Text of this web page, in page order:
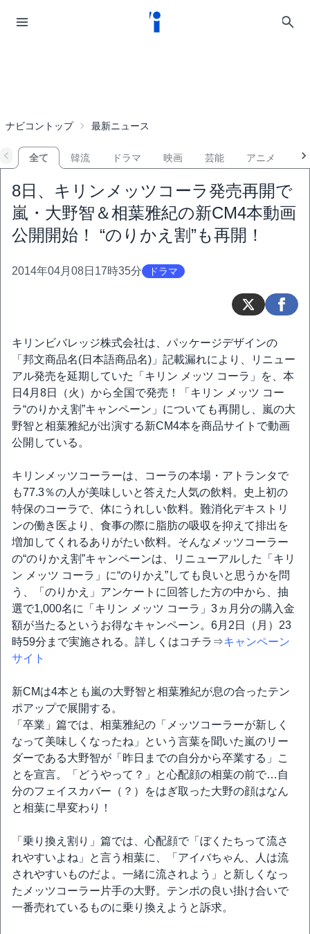
ナビコントップ 最新ニュース
全て 韓流 ドラマ 映画 芸能 アニメ
8日、キリンメッツコーラ発売再開で
嵐・大野智＆相葉雅紀の新CM4本動画
公開開始！ “のりかえ割”も再開！
2014年04月08日17時35分 ドラマ
キリンビバレッジ株式会社は、パッケージデザインの
「邦文商品名(日本語商品名)」記載漏れにより、リニュー
アル発売を延期していた「キリン メッツ コーラ」を、本
日4月8日（火）から全国で発売！「キリン メッツ コー
ラ“のりかえ割”キャンペーン」についても再開し、嵐の大
野智と相葉雅紀が出演する新CM4本を商品サイトで動画
公開している。
キリンメッツコーラーは、コーラの本場・アトランタで
も77.3％の人が美味しいと答えた人気の飲料。史上初の
特保のコーラで、体にうれしい飲料。難消化デキストリ
ンの働き医より、食事の際に脂肪の吸収を抑えて排出を
増加してくれるありがたい飲料。そんなメッツコーラー
の“のりかえ割”キャンペーンは、リニューアルした「キリ
ン メッツ コーラ」に“のりかえ”しても良いと思うかを問
う、「のりかえ」アンケートに回答した方の中から、抽
選で1,000名に「キリン メッツ コーラ」3ヵ月分の購入金
額が当たるというお得なキャンペーン。6月2日（月）23
時59分まで実施される。詳しくはコチラ⇒キャンペーン
サイト
新CMは4本とも嵐の大野智と相葉雅紀が息の合ったテン
ポアップで展開する。
「卒業」篇では、相葉雅紀の「メッツコーラーが新しく
なって美味しくなったね」という言葉を聞いた嵐のリー
ダーである大野智が「昨日までの自分から卒業する」こ
とを宣言。「どうやって？」と心配顔の相葉の前で…自
分のフェイスカバー（？）をはぎ取った大野の顔はなん
と相葉に早変わり！
「乗り換え割り」篇では、心配顔で「ぼくたちって流さ
れやすいよね」と言う相葉に、「アイバちゃん、人は流
されやすいものだよ。一緒に流されよう」と新しくなっ
たメッツコーラー片手の大野。テンポの良い掛け合いで
一番売れているものに乗り換えようと訴求。